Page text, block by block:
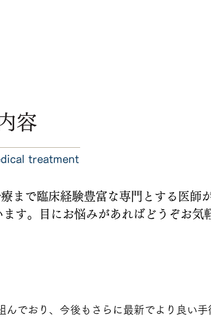
容
treatment
まで臨床経験豊富な専門とする医師
す。目にお悩みがあればどうぞお気
でおり、今後もさらに最新でより良い手